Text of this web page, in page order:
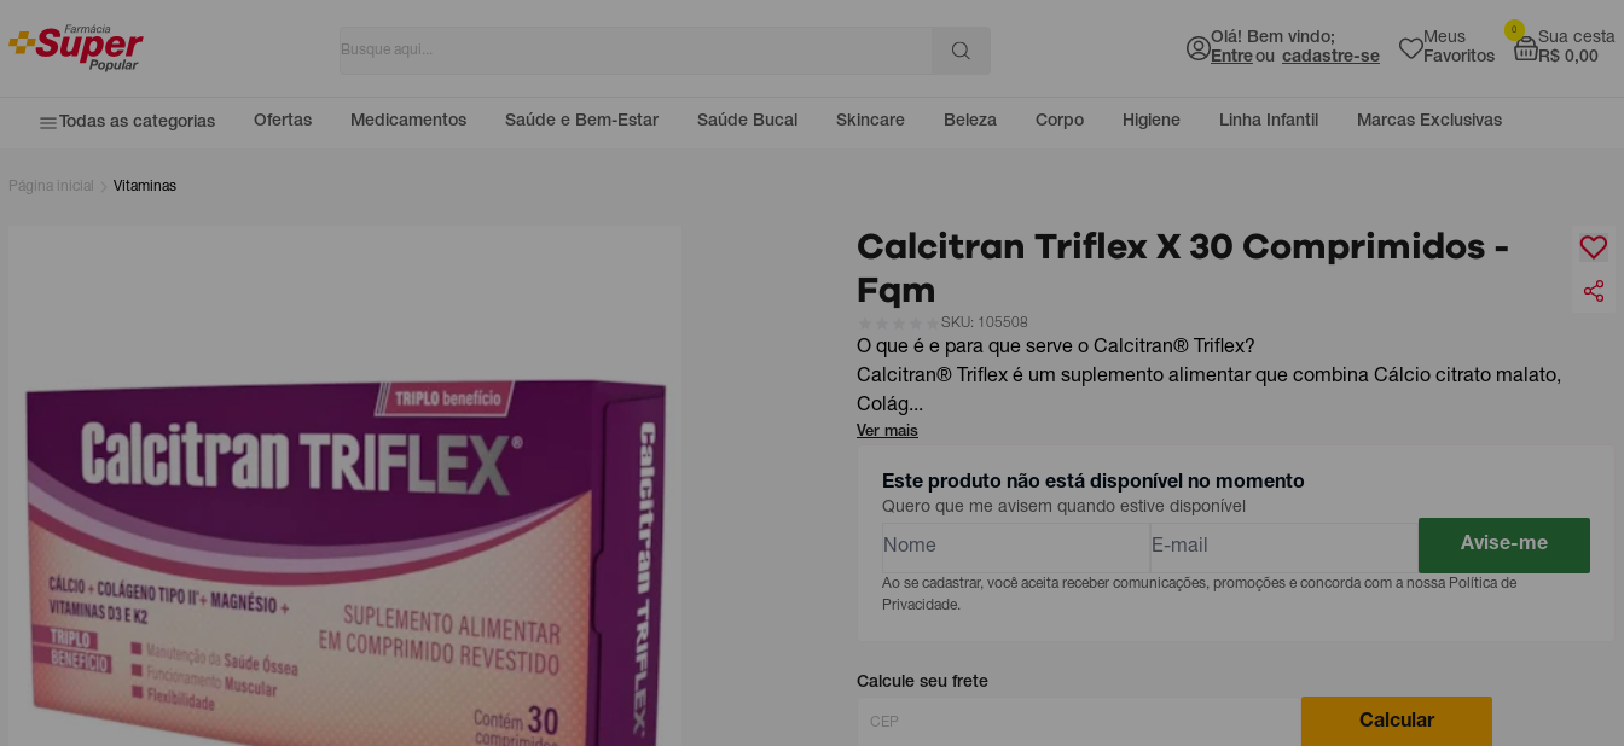
Olá! Bem vindo;
Entreou cadastre-se
Meus
Favoritos
Sua cesta
R$ 0,00
0
Todas as categorias Ofertas Medicamentos Saúde e Bem-Estar Saúde Bucal Skincare Beleza Corpo Higiene Linha Infantil Marcas Exclusivas
Página inicial Vitaminas
Calcitran Triflex X 30 Comprimidos -
Fqm
SKU: 105508
O que é e para que serve o Calcitran® Triflex?
Calcitran® Triflex é um suplemento alimentar que combina Cálcio citrato malato,
Colág...
Ver mais
Este produto não está disponível no momento
Quero que me avisem quando estive disponível
Avise-me
Ao se cadastrar, você aceita receber comunicações, promoções e concorda com a nossa Política de
Privacidade.
Calcule seu frete
Calcular